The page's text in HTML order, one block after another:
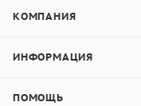
КОМПАНИЯ
ИНФОРМАЦИЯ
ПОМОЩЬ